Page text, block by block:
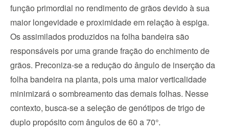
função primordial no rendimento de grãos devido à sua
maior longevidade e proximidade em relação à espiga.
Os assimilados produzidos na folha bandeira são
responsáveis por uma grande fração do enchimento de
grãos. Preconiza-se a redução do ângulo de inserção da
folha bandeira na planta, pois uma maior verticalidade
minimizará o sombreamento das demais folhas. Nesse
contexto, busca-se a seleção de genótipos de trigo de
duplo propósito com ângulos de 60 a 70°.